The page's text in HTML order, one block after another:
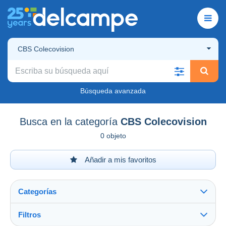
CBS Colecovision
Búsqueda avanzada
Busca en la categoría CBS Colecovision
0 objeto
Añadir a mis favoritos
Categorías
Filtros